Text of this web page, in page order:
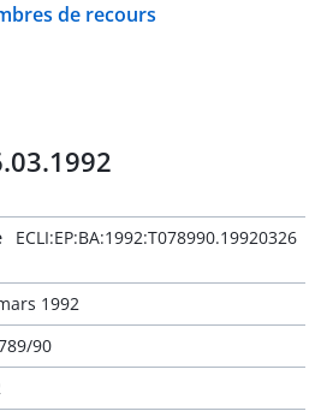
de recours
ECLI:EP:BA:1992:T078990.19920326
1992
90